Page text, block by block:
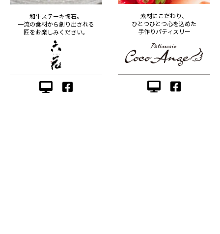
和牛ステーキ懐石。
一流の食材から創り出される
匠をお楽しみください。
素材にこだわり、
ひとつひとつ心を込めた
手作りパティスリー